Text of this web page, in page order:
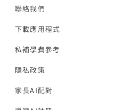
聯絡我們
下載應用程式
私補學費參考
隱私政策
家長AI配對